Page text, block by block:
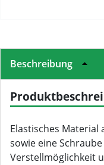
Beschreibung
Elastisches
sowie eine
Verstellmöglichkeit